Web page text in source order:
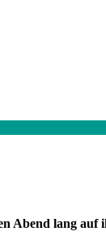
Abend lang